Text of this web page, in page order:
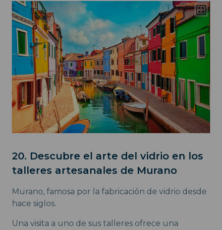
20. Descubre el arte del vidrio en los
talleres artesanales de Murano
Murano, famosa por la fabricación de vidrio desde
hace siglos.
Una visita a uno de sus talleres ofrece una